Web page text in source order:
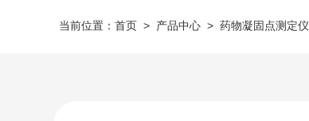
当前位置：首页 > 产品中心 >药物凝固点测定仪